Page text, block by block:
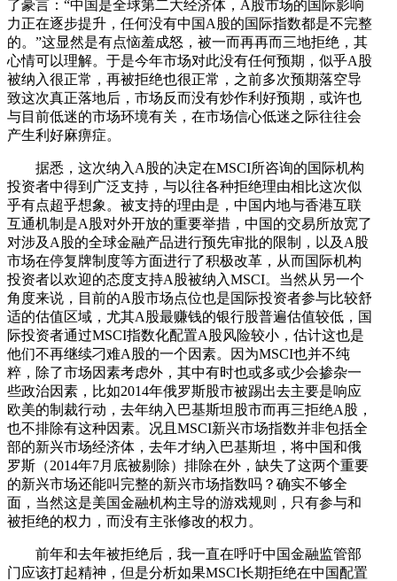
了豪言：“中国是全球第二大经济体，A股市场的国际影响
力正在逐步提升，任何没有中国A股的国际指数都是不完整
的。”这显然是有点恼羞成怒，被一而再再而三地拒绝，其
心情可以理解。于是今年市场对此没有任何预期，似乎A股
被纳入很正常，再被拒绝也很正常，之前多次预期落空导
致这次真正落地后，市场反而没有炒作利好预期，或许也
与目前低迷的市场环境有关，在市场信心低迷之际往往会
产生利好麻痹症。
据悉，这次纳入A股的决定在MSCI所咨询的国际机构
投资者中得到广泛支持，与以往各种拒绝理由相比这次似
乎有点超乎想象。被支持的理由是，中国内地与香港互联
互通机制是A股对外开放的重要举措，中国的交易所放宽了
对涉及A股的全球金融产品进行预先审批的限制，以及A股
市场在停复牌制度等方面进行了积极改革，从而国际机构
投资者以欢迎的态度支持A股被纳入MSCI。当然从另一个
角度来说，目前的A股市场点位也是国际投资者参与比较舒
适的估值区域，尤其A股最赚钱的银行股普遍估值较低，国
际投资者通过MSCI指数化配置A股风险较小，估计这也是
他们不再继续刁难A股的一个因素。因为MSCI也并不纯
粹，除了市场因素考虑外，其中有时也或多或少会掺杂一
些政治因素，比如2014年俄罗斯股市被踢出去主要是响应
欧美的制裁行动，去年纳入巴基斯坦股市而再三拒绝A股，
也不排除有这种因素。况且MSCI新兴市场指数并非包括全
部的新兴市场经济体，去年才纳入巴基斯坦，将中国和俄
罗斯（2014年7月底被剔除）排除在外，缺失了这两个重要
的新兴市场还能叫完整的新兴市场指数吗？确实不够全
面，当然这是美国金融机构主导的游戏规则，只有参与和
被拒绝的权力，而没有主张修改的权力。
前年和去年被拒绝后，我一直在呼吁中国金融监管部
门应该打起精神，但是分析如果MSCI长期拒绝在中国配置